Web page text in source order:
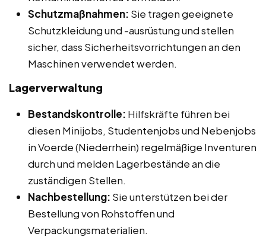
Schutzmaßnahmen: Sie tragen geeignete
Schutzkleidung und -ausrüstung und stellen
sicher, dass Sicherheitsvorrichtungen an den
Maschinen verwendet werden.
Lagerverwaltung
Bestandskontrolle: Hilfskräfte führen bei
diesen Minijobs, Studentenjobs und Nebenjobs
in Voerde (Niederrhein) regelmäßige Inventuren
durch und melden Lagerbestände an die
zuständigen Stellen.
Nachbestellung: Sie unterstützen bei der
Bestellung von Rohstoffen und
Verpackungsmaterialien.